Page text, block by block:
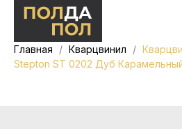
Главная Кварцвинил
Stepton ST 0202 Дуб